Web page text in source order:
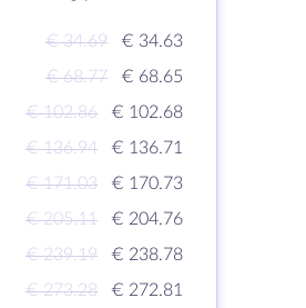
€ 34.69
€ 34.63
€ 68.77
€ 68.65
€ 102.86
€ 102.68
€ 136.94
€ 136.71
€ 171.03
€ 170.73
€ 205.11
€ 204.76
€ 239.19
€ 238.78
€ 273.28
€ 272.81